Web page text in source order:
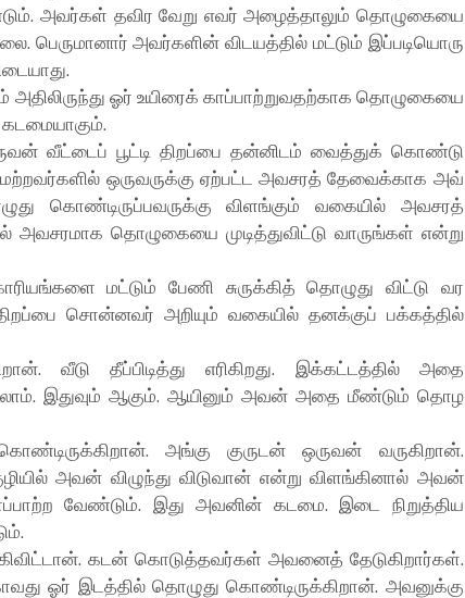
அவர்கள் தவிர வேறு எவர் அழைத்தாலும் தொழுகையை
பெருமானார் அவர்களின் விடயத்தில் மட்டும் இப்படியொரு
ஓர் உயிரைக் காப்பாற்றுவதற்காக தொழுகையை
வீட்டைப் பூட்டி திறப்பை தன்னிடம் வைத்துக் கொண்டு
ஒருவருக்கு ஏற்பட்ட அவசரத் தேவைக்காக அவ்
கொண்டிருப்பவருக்கு விளங்கும் வகையில் அவசரத்
தொழுகையை முடித்துவிட்டு வாருங்கள் என்று
மட்டும் பேணி சுருக்கித் தொழுது விட்டு வர
சொன்னவர் அறியும் வகையில் தனக்குப் பக்கத்தில்
வீடு தீப்பிடித்து எரிகிறது. இக்கட்டத்தில் அதை
இதுவும் ஆகும். ஆயினும் அவன் அதை மீண்டும் தொழ
அங்கு குருடன் ஒருவன் வருகிறான்.
அவன் விழுந்து விடுவான் என்று விளங்கினால் அவன்
வேண்டும். இது அவனின் கடமை. இடை நிறுத்திய
கடன் கொடுத்தவர்கள் அவனைத் தேடுகிறார்கள்.
ஓர் இடத்தில் தொழுது கொண்டிருக்கிறான். அவனுக்கு